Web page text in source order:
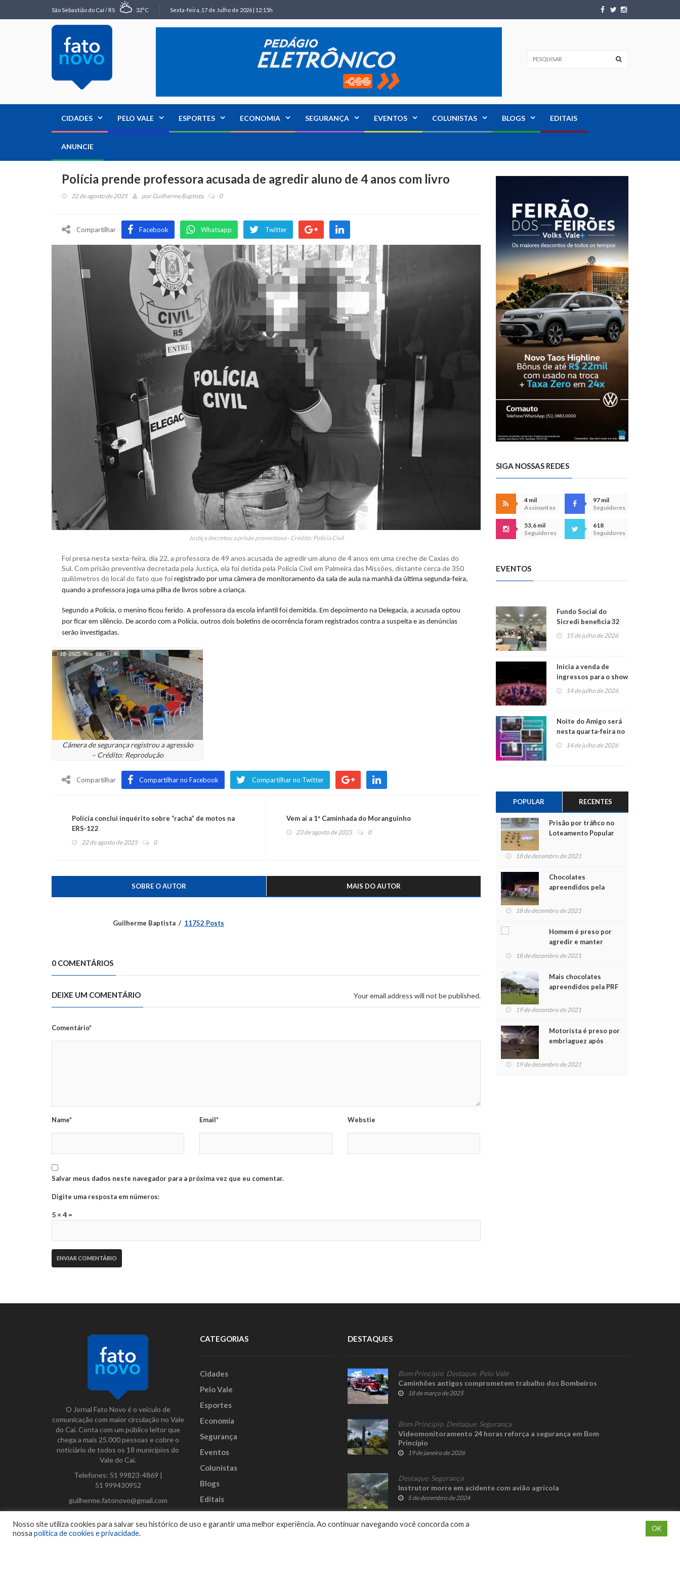
São Sebastião do Caí / RS 32°C Sexta-feira, 17 de Julho de 2026 | 12:15h
CIDADES PELO VALE ESPORTES ECONOMIA SEGURANÇA EVENTOS COLUNISTAS BLOGS EDITAIS
ANUNCIE
Polícia prende professora acusada de agredir aluno de 4 anos com livro
22 de agosto de 2025 porGuilherme Baptista 0
Compartilhar Facebook Whatsapp Twitter
Justiça decretou a prisão preventiava - Crédito: Polícia Civil
Foi presa nesta sexta-feira, dia 22, a professora de 49 anos acusada de agredir um aluno de 4 anos em uma creche de Caxias do
Sul. Com prisão preventiva decretada pela Justiça, ela foi detida pela Polícia Civil em Palmeira das Missões, distante cerca de 350
quilômetros do local do fato que foi registrado por uma câmera de monitoramento da sala de aula na manhã da última segunda-feira,
quando a professora joga uma pilha de livros sobre a criança.
Segundo a Polícia, o menino ficou ferido. A professora da escola infantil foi demitida. Em depoimento na Delegacia, a acusada optou
por ficar em silêncio. De acordo com a Polícia, outros dois boletins de ocorrência foram registrados contra a suspeita e as denúncias
serão investigadas.
Câmera de segurança registrou a agressão
– Crédito: Reprodução
Compartilhar Compartilhar no Facebook Compartilhar no Twitter
Polícia conclui inquérito sobre “racha” de motos na
ERS-122
22 de agosto de 2025 0
Vem aí a 1ª Caminhada do Moranguinho
23 de agosto de 2025 0
SOBRE O AUTOR MAIS DO AUTOR
Guilherme Baptista 11752 Posts
0 COMENTÁRIOS
DEIXE UM COMENTÁRIO Your email address will not be published.
Comentário*
Name* Email* Webstie
Salvar meus dados neste navegador para a próxima vez que eu comentar.
Digite uma resposta em números:
5 × 4 =
SIGA NOSSAS REDES
4 mil
Assinantes
97 mil
Seguidores
53,6 mil
Seguidores
618
Seguidores
EVENTOS
Fundo Social do
Sicredi beneficia 32
projetos em
15 de julho de 2026
Inicia a venda de
ingressos para o show
do Jota Quest nos 45
anos da Sicredi Ouro
14 de julho de 2026
Noite do Amigo será
nesta quarta-feira no
Centro de Cultura de
14 de julho de 2026
POPULAR RECENTES
Prisão por tráfico no
Loteamento Popular
18 de dezembro de 2021
Chocolates
apreendidos pela
para crianças na
18 de dezembro de 2021
Homem é preso por
agredir e manter
mulher em cárcere
18 de dezembro de 2021
Mais chocolates
apreendidos pela PRF
crianças no Natal
19 de dezembro de 2021
Motorista é preso por
embriaguez após
feridos
19 de dezembro de 2021
O Jornal Fato Novo é o veículo de
comunicação com maior circulação no Vale
do Caí. Conta com um público leitor que
chega a mais 25.000 pessoas e cobre o
noticiário de todos os 18 municípios do
Vale do Caí.
Telefones: 51 99823-4869 |
51 999430952
guilherme.fatonovo@gmail.com
Facebook
Instagram
Twitter
CATEGORIAS
Cidades
Pelo Vale
Esportes
Economia
Segurança
Eventos
Colunistas
Blogs
Editais
DESTAQUES
Bom Princípio Destaque, Pelo Vale
Caminhões antigos comprometem trabalho dos Bombeiros
18 de março de 2025
Bom Princípio Destaque, Segurança
Videomonitoramento 24 horas reforça a segurança em Bom
Princípio
19 de janeiro de 2026
Destaque, Segurança
Instrutor morre em acidente com avião agrícola
5 de dezembro de 2024
Nosso site utiliza cookies para salvar seu histórico de uso e garantir uma melhor experiência. Ao continuar navegando você concorda com a
nossa política de cookies e privacidade.
OK